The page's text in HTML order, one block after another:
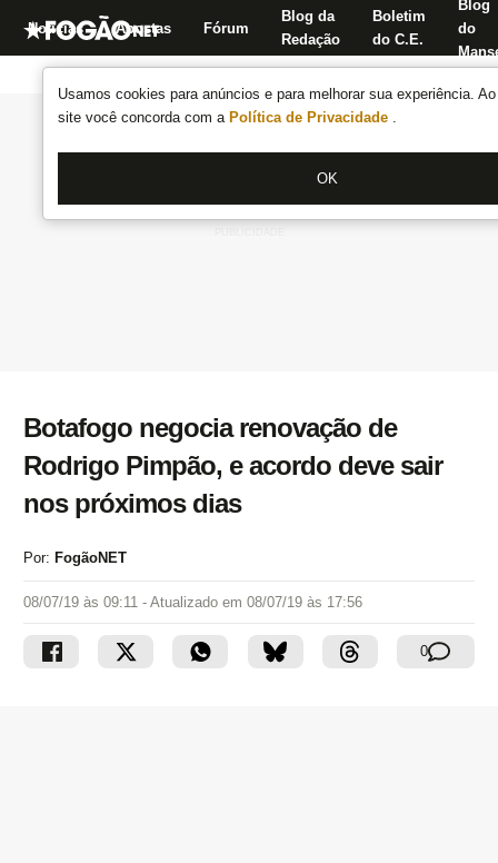
Usamos cookies para anúncios e para melhorar sua experiência.
site você concorda com a Política de Privacidade .
OK
Notícias Apostas Fórum
Blog da
Redação
Boletim
do C.E.
Blog
do
Botafogo negocia renovação de
Rodrigo Pimpão, e acordo deve sair
nos próximos dias
Por: FogãoNET
08/07/19 às 09:11 - Atualizado em 08/07/19 às 17:56
0